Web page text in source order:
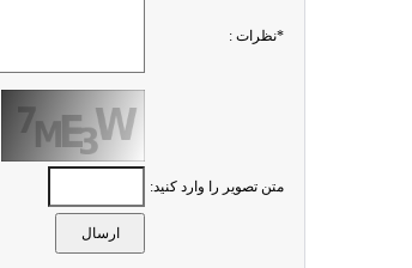
*نظرات :
متن تصویر را وارد کنید: